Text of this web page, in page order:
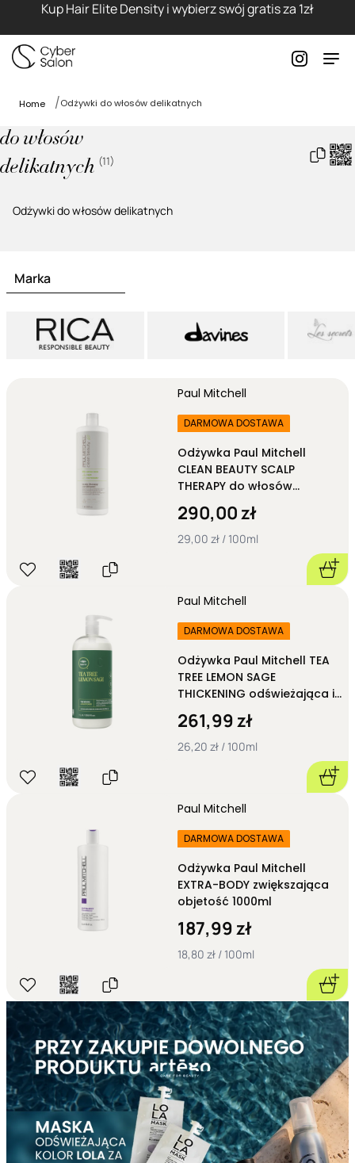
Kup Hair Elite Density i wybierz swój gratis za 1zł
Home Odżywki do włosów delikatnych
do włosów
delikatnych (11)
Odżywki do włosów delikatnych
Marka
Paul Mitchell
DARMOWA DOSTAWA
Odżywka Paul Mitchell
CLEAN BEAUTY SCALP
THERAPY do włosów
przetłuszczających się
1000ml
290,00 zł
29,00 zł / 100ml
Paul Mitchell
DARMOWA DOSTAWA
Odżywka Paul Mitchell TEA
TREE LEMON SAGE
THICKENING odświeżająca i
zwiększająca objętość
1000ml
261,99 zł
26,20 zł / 100ml
Paul Mitchell
DARMOWA DOSTAWA
Odżywka Paul Mitchell
EXTRA-BODY zwiększająca
objetość 1000ml
187,99 zł
18,80 zł / 100ml